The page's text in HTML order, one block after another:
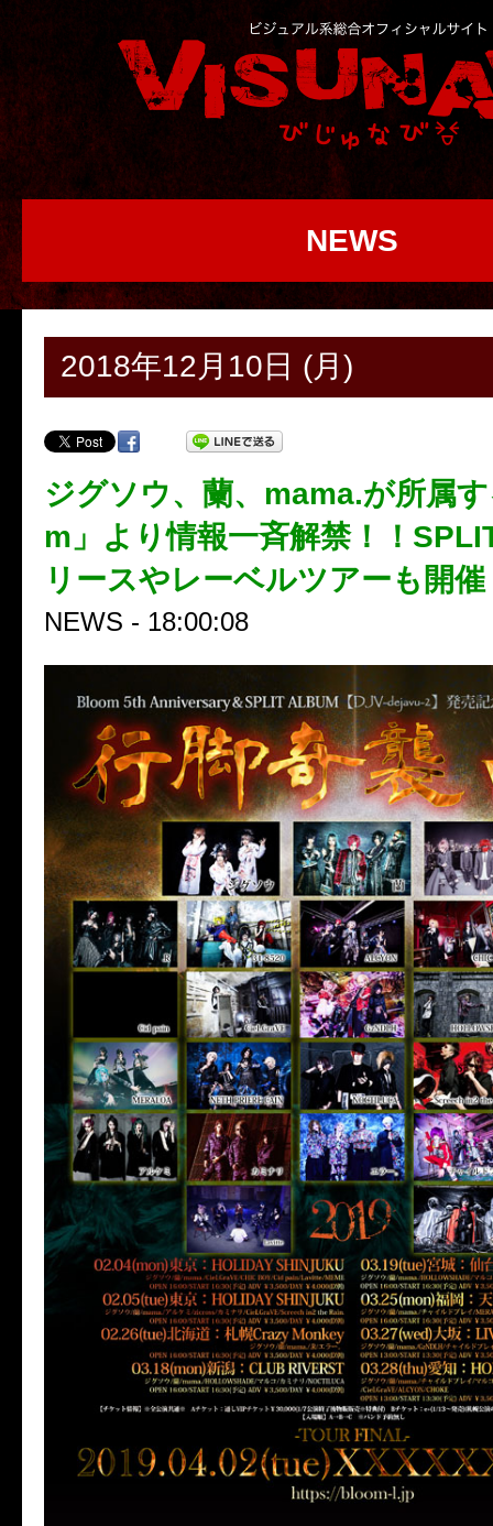
NEWS
2018年12月10日 (月)
ジグソウ、蘭、mama.が所属
m」より情報一斉解禁！！
リースやレーベルツアーも開催
NEWS - 18:00:08